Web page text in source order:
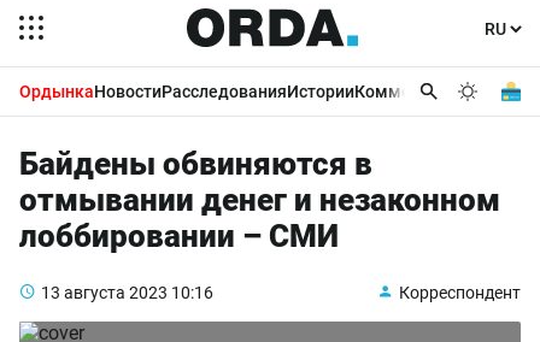
ОрдынкаНовостиРасследованияИсторииКомментарииБизнес
Байдены обвиняются в
отмывании денег и незаконном
лоббировании – СМИ
13 августа 2023 10:16 Корреспондент